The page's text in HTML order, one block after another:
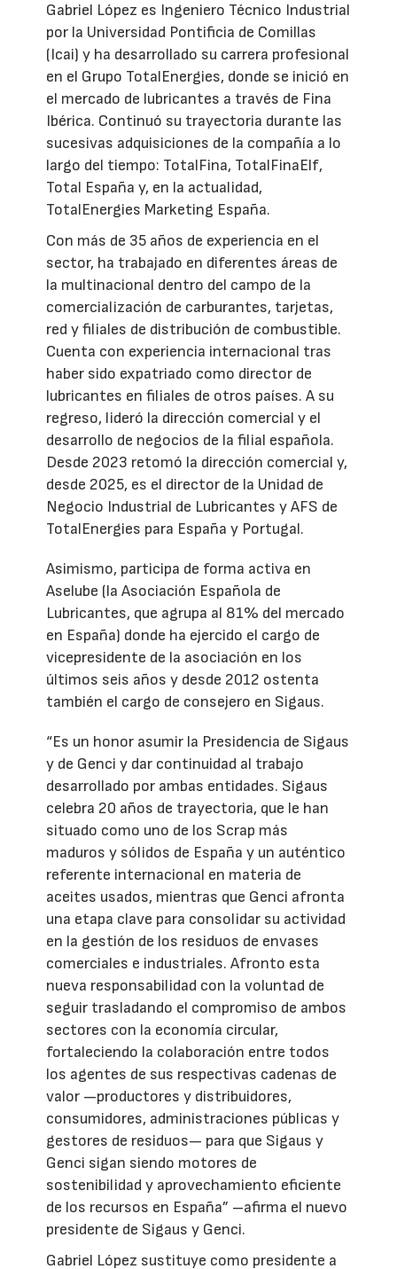
Gabriel López es Ingeniero Técnico Industrial
por la Universidad Pontificia de Comillas
(Icai) y ha desarrollado su carrera profesional
en el Grupo TotalEnergies, donde se inició en
el mercado de lubricantes a través de Fina
Ibérica. Continuó su trayectoria durante las
sucesivas adquisiciones de la compañía a lo
largo del tiempo: TotalFina, TotalFinaElf,
Total España y, en la actualidad,
TotalEnergies Marketing España.
Con más de 35 años de experiencia en el
sector, ha trabajado en diferentes áreas de
la multinacional dentro del campo de la
comercialización de carburantes, tarjetas,
red y filiales de distribución de combustible.
Cuenta con experiencia internacional tras
haber sido expatriado como director de
lubricantes en filiales de otros países. A su
regreso, lideró la dirección comercial y el
desarrollo de negocios de la filial española.
Desde 2023 retomó la dirección comercial y,
desde 2025, es el director de la Unidad de
Negocio Industrial de Lubricantes y AFS de
TotalEnergies para España y Portugal.
Asimismo, participa de forma activa en
Aselube (la Asociación Española de
Lubricantes, que agrupa al 81% del mercado
en España) donde ha ejercido el cargo de
vicepresidente de la asociación en los
últimos seis años y desde 2012 ostenta
también el cargo de consejero en Sigaus.
“Es un honor asumir la Presidencia de Sigaus
y de Genci y dar continuidad al trabajo
desarrollado por ambas entidades. Sigaus
celebra 20 años de trayectoria, que le han
situado como uno de los Scrap más
maduros y sólidos de España y un auténtico
referente internacional en materia de
aceites usados, mientras que Genci afronta
una etapa clave para consolidar su actividad
en la gestión de los residuos de envases
comerciales e industriales. Afronto esta
nueva responsabilidad con la voluntad de
seguir trasladando el compromiso de ambos
sectores con la economía circular,
fortaleciendo la colaboración entre todos
los agentes de sus respectivas cadenas de
valor —productores y distribuidores,
consumidores, administraciones públicas y
gestores de residuos— para que Sigaus y
Genci sigan siendo motores de
sostenibilidad y aprovechamiento eficiente
de los recursos en España” –afirma el nuevo
presidente de Sigaus y Genci.
Gabriel López sustituye como presidente a